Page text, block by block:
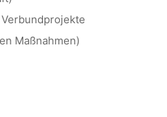
Maßnahmen)